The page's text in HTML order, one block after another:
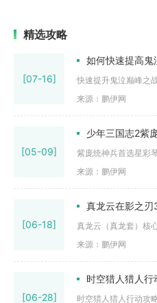
精选攻略
[07-16]
如何快速提高鬼
快速提升鬼泣巅峰之
来源：鹏伊网
[05-09]
少年三国志2紫
紫庞统神兵首选星彩
来源：鹏伊网
[06-18]
真龙云在影之刃
真龙云（真龙套）核
来源：鹏伊网
[06-28]
时空猎人猎人行动攻
时空猎人猎人行动攻